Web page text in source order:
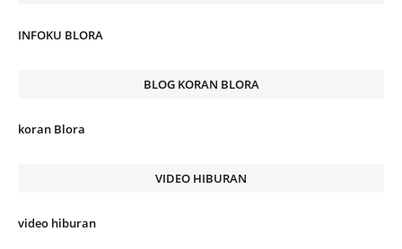
INFOKU BLORA
BLOG KORAN BLORA
koran Blora
VIDEO HIBURAN
video hiburan